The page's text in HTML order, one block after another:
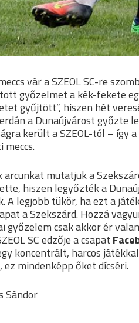
vár a SZEOL SC-re
győzelmet a kék-fekete
gyűjtött”, hiszen hét
a Dunaújvárost győzte
került a SZEOL-tól – így
arcunkat mutatjuk a
hiszen legyőzték a
A legjobb tükör, ha ezt a
a Szekszárd. Hozzá
győzelem csak akkor ér
SC edzője a csapat
koncentrált, harcos
mindenképp őket dícséri.
Sándor